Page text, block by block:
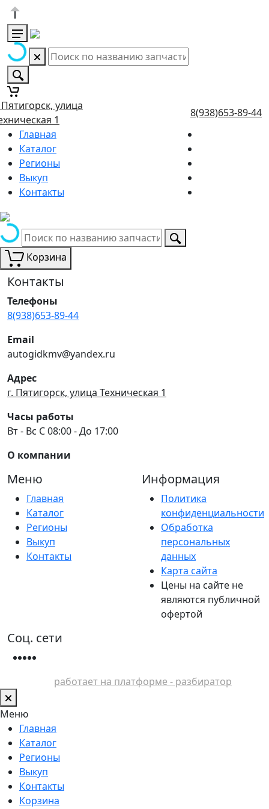
Пятигорск, улица
1
8(938)653-89-44
Главная
Каталог
Регионы
Выкуп
Контакты
Корзина
Контакты
Телефоны
8(938)653-89-44
Email
autogidkmv@yandex.ru
Адрес
г. Пятигорск, улица Техническая 1
Часы работы
Вт - Вс С 08:00 - До 17:00
О компании
Меню
Главная
Каталог
Регионы
Выкуп
Контакты
Информация
Политика
конфиденциальности
Обработка
персональных
данных
Карта сайта
Цены на сайте не
являются публичной
офертой
Соц. сети
работает на платформе - разбиратор
Меню
Главная
Каталог
Регионы
Выкуп
Контакты
Корзина